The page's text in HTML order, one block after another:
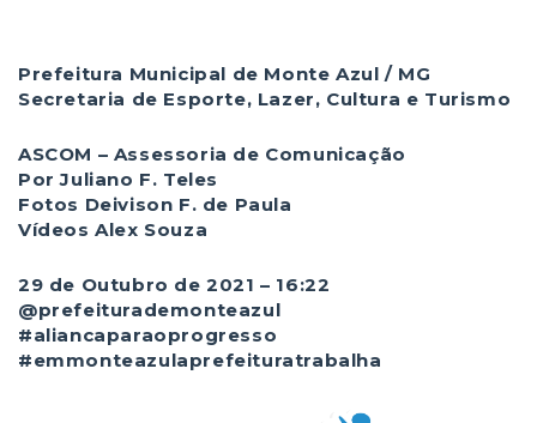
Prefeitura Municipal de Monte Azul / MG
Secretaria de Esporte, Lazer, Cultura e Turismo
ASCOM – Assessoria de Comunicação
Por Juliano F. Teles
Fotos Deivison F. de Paula
Vídeos Alex Souza
29 de Outubro de 2021 – 16:22
@prefeiturademonteazul
#aliancaparaoprogresso
#emmonteazulaprefeituratrabalha